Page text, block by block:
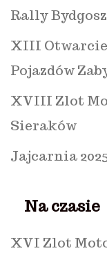
Rally
XIII Otwarcie
Pojazdów
XVIII Zlot
Sieraków
Jajcarnia
Na czasie
XVI Zlot